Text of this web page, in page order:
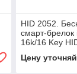
HID 2052.
смарт-брелок
16k/16 Key
брелок
Цену